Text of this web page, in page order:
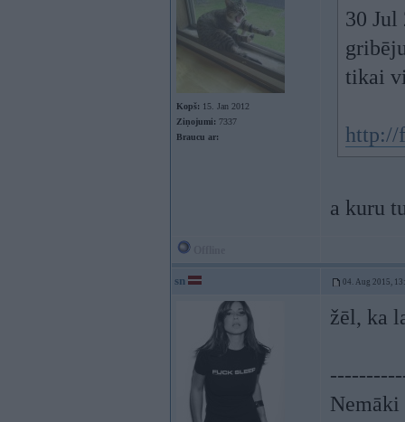
Kopš: 15. Jan 2012
Ziņojumi: 7337
Braucu ar:
30 Jul
tikai
http://
a kuru
sn 04. Aug 2015,
žēl, ka